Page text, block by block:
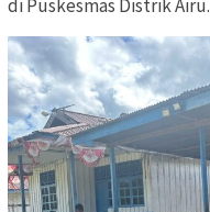
di Puskesmas Distrik Airu.